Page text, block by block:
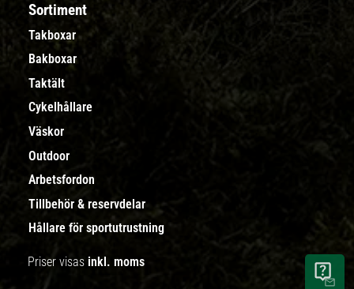
Sortiment
Takboxar
Bakboxar
Taktält
Cykelhållare
Väskor
Outdoor
Arbetsfordon
Tillbehör & reservdelar
Hållare för sportutrustning
Priser visas inkl. moms